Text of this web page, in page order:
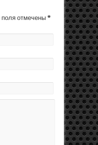
отмечены *